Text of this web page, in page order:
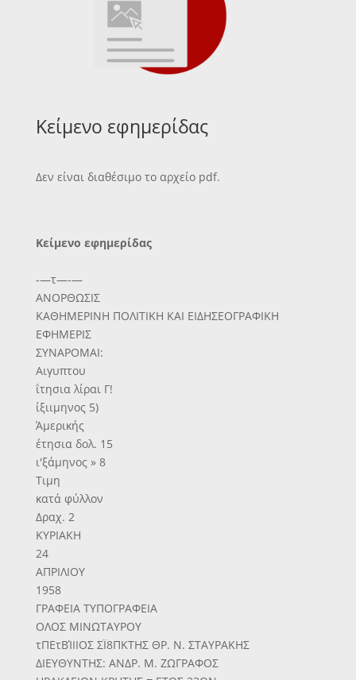
Κείμενο εφημερίδας
Δεν είναι διαθέσιμο το αρχείο pdf.
Κείμενο εφημερίδας
-—τ—-—
ΑΝΟΡΘΩΣΙΣ
ΚΑΘΗΜΕΡΙΝΗ ΠΟΛΙΤΙΚΗ ΚΑΙ ΕΙΔΗΣΕΟΓΡΑΦΙΚΗ
ΕΦΗΜΕΡΙΣ
ΣΥΝΑΡΟΜΑΙ:
Αιγυπτου
ΐτησια λίραι Γ!
ίξιιμηνος 5)
Άμερικής
έτησια δολ. 15
ι'ξάμηνος » 8
Τιμη
κατά φύλλον
Δραχ. 2
ΚΥΡΙΑΚΗ
24
ΑΠΡΙΛΙΟΥ
1958
ΓΡΑΦΕΙΑ ΤΥΠΟΓΡΑΦΕΙΑ
ΟΛΟΣ ΜΙΝΩΤΑΥΡΟΥ
τΠΕτΒΊΙΙΟΣ ΣΪ8ΠΚΤΗΣ ΘΡ. Ν. ΣΤΑΥΡΑΚΗΣ
ΔΙΕΥΘΥΝΤΗΣ: ΑΝΔΡ. Μ. ΖΩΓΡΑΦΟΣ